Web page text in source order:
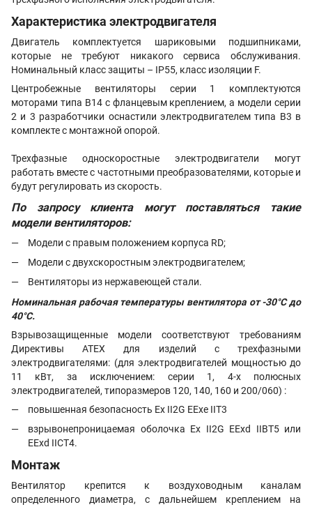
Характеристика электродвигателя
Двигатель комплектуется шариковыми подшипниками,
которые не требуют никакого сервиса обслуживания.
Номинальный класс защиты – IP55, класс изоляции F.
Центробежные вентиляторы серии 1 комплектуются
моторами типа B14 с фланцевым креплением, а модели серии
2 и 3 разработчики оснастили электродвигателем типа B3 в
комплекте с монтажной опорой.
Трехфазные односкоростные электродвигатели могут
работать вместе с частотными преобразователями, которые и
будут регулировать из скорость.
По запросу клиента могут поставляться такие
модели вентиляторов:
Модели с правым положением корпуса RD;
Модели с двухскоростным электродвигателем;
Вентиляторы из нержавеющей стали.
Номинальная рабочая температуры вентилятора от -30°C до
40°C.
Взрывозащищенные модели соответствуют требованиям
Директивы ATEX для изделий с трехфазными
электродвигателями: (для электродвигателей мощностью до
11 кВт, за исключением: серии 1, 4-х полюсных
электродвигателей, типоразмеров 120, 140, 160 и 200/060) :
повышенная безопасность Ex II2G EExe IIT3
взрывонепроницаемая оболочка Ex II2G EExd IIBT5 или
EExd IICT4.
Монтаж
Вентилятор крепится к воздуховодным каналам
определенного диаметра, с дальнейшем креплением на